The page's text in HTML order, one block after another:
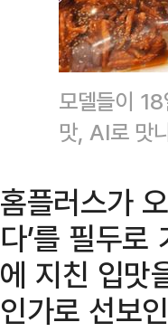
모델들이 18
맛, AI로 맛
홈플러스가
다’를 필두
에 지친 입맛
인가로 선보